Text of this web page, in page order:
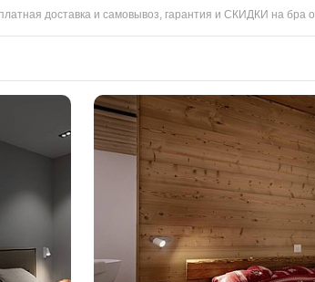
доставка и самовывоз, гарантия и СКИДКИ на бра